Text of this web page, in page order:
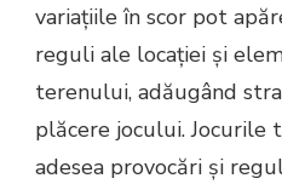
variațiile în scor pot
reguli ale locației și
terenului, adăugând
plăcere jocului. Jocurile
adesea provocări și